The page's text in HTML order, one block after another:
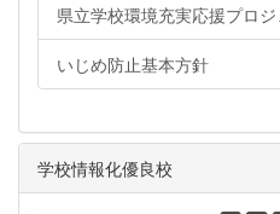
県立学校環境充実応援プロジ
いじめ防止基本方針
学校情報化優良校